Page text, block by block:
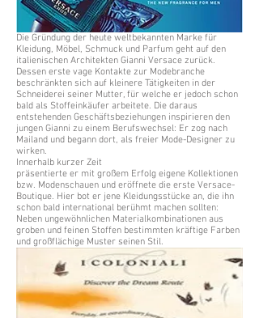
Die Gründung der heute weltbekannten Marke für
Kleidung, Möbel, Schmuck und Parfum geht auf den
italienischen Architekten Gianni Versace zurück.
Dessen erste vage Kontakte zur Modebranche
beschränkten sich auf kleinere Tätigkeiten in der
Schneiderei seiner Mutter, für welche er jedoch schon
bald als Stoffeinkäufer arbeitete. Die daraus
entstehenden Geschäftsbeziehungen inspirieren den
jungen Gianni zu einem Berufswechsel: Er zog nach
Mailand und begann dort, als freier Mode-Designer zu
wirken.
Innerhalb kurzer Zeit
präsentierte er mit großem Erfolg eigene Kollektionen
bzw. Modenschauen und eröffnete die erste Versace-
Boutique. Hier bot er jene Kleidungsstücke an, die ihn
schon bald international berühmt machen sollten:
Neben ungewöhnlichen Materialkombinationen aus
groben und feinen Stoffen bestimmten kräftige Farben
und großflächige Muster seinen Stil.